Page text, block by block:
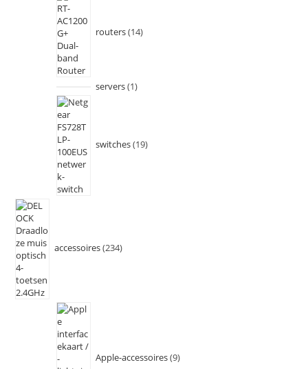
routers 14
servers 1
switches 19
accessoires 234
Apple-accessoires 9